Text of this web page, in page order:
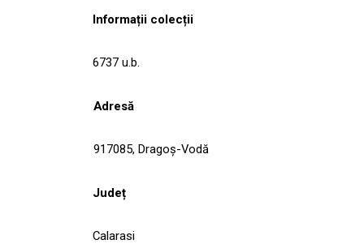
Informații colecții
6737 u.b.
Adresă
917085, Dragoş-Vodă
Județ
Calarasi